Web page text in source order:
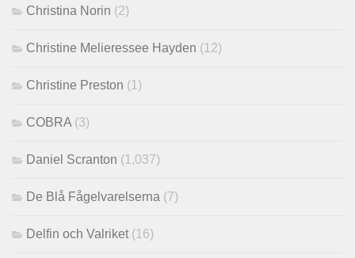
Christina Norin (2)
Christine Melieressee Hayden (12)
Christine Preston (1)
COBRA (3)
Daniel Scranton (1,037)
De Blå Fågelvarelserna (7)
Delfin och Valriket (16)